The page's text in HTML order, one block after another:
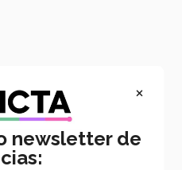
×
newsletter de